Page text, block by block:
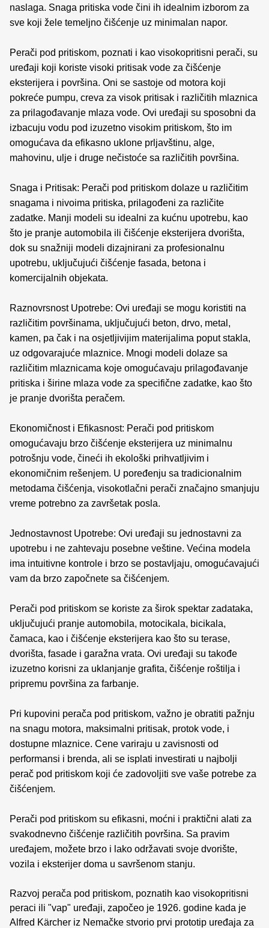
naslaga. Snaga pritiska vode čini ih idealnim izborom za
sve koji žele temeljno čišćenje uz minimalan napor.
Perači pod pritiskom, poznati i kao visokopritisni perači, su
uređaji koji koriste visoki pritisak vode za čišćenje
eksterijera i površina. Oni se sastoje od motora koji
pokreće pumpu, creva za visok pritisak i različitih mlaznica
za prilagođavanje mlaza vode. Ovi uređaji su sposobni da
izbacuju vodu pod izuzetno visokim pritiskom, što im
omogućava da efikasno uklone prljavštinu, alge,
mahovinu, ulje i druge nečistoće sa različitih površina.
Snaga i Pritisak: Perači pod pritiskom dolaze u različitim
snagama i nivoima pritiska, prilagođeni za različite
zadatke. Manji modeli su idealni za kućnu upotrebu, kao
što je pranje automobila ili čišćenje eksterijera dvorišta,
dok su snažniji modeli dizajnirani za profesionalnu
upotrebu, uključujući čišćenje fasada, betona i
komercijalnih objekata.
Raznovrsnost Upotrebe: Ovi uređaji se mogu koristiti na
različitim površinama, uključujući beton, drvo, metal,
kamen, pa čak i na osjetljivijim materijalima poput stakla,
uz odgovarajuće mlaznice. Mnogi modeli dolaze sa
različitim mlaznicama koje omogućavaju prilagođavanje
pritiska i širine mlaza vode za specifične zadatke, kao što
je pranje dvorišta peračem.
Ekonomičnost i Efikasnost: Perači pod pritiskom
omogućavaju brzo čišćenje eksterijera uz minimalnu
potrošnju vode, čineći ih ekološki prihvatljivim i
ekonomičnim rešenjem. U poređenju sa tradicionalnim
metodama čišćenja, visokotlačni perači značajno smanjuju
vreme potrebno za završetak posla.
Jednostavnost Upotrebe: Ovi uređaji su jednostavni za
upotrebu i ne zahtevaju posebne veštine. Većina modela
ima intuitivne kontrole i brzo se postavljaju, omogućavajući
vam da brzo započnete sa čišćenjem.
Perači pod pritiskom se koriste za širok spektar zadataka,
uključujući pranje automobila, motocikala, bicikala,
čamaca, kao i čišćenje eksterijera kao što su terase,
dvorišta, fasade i garažna vrata. Ovi uređaji su takođe
izuzetno korisni za uklanjanje grafita, čišćenje roštilja i
pripremu površina za farbanje.
Pri kupovini perača pod pritiskom, važno je obratiti pažnju
na snagu motora, maksimalni pritisak, protok vode, i
dostupne mlaznice. Cene variraju u zavisnosti od
performansi i brenda, ali se isplati investirati u najbolji
perač pod pritiskom koji će zadovoljiti sve vaše potrebe za
čišćenjem.
Perači pod pritiskom su efikasni, moćni i praktični alati za
svakodnevno čišćenje različitih površina. Sa pravim
uređajem, možete brzo i lako održavati svoje dvorište,
vozila i eksterijer doma u savršenom stanju.
Razvoj perača pod pritiskom, poznatih kao visokopritisni
peraci ili "vap" uređaji, započeo je 1926. godine kada je
Alfred Kärcher iz Nemačke stvorio prvi prototip uređaja za